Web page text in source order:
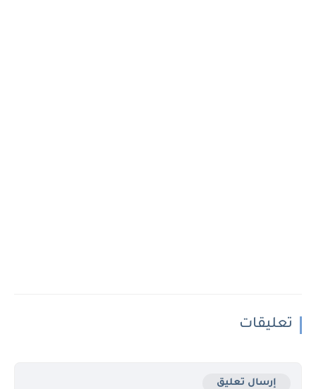
تعليقات
إرسال تعليق